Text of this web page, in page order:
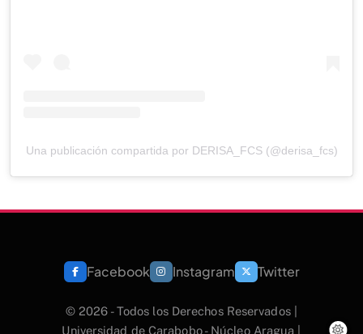
Una publicación compartida por DERISA_FCS (@derisa_fcs)
Facebook Instagram Twitter
© 2026 - Todos los Derechos Reservados |
Universidad de Carabobo - Núcleo Aragua |